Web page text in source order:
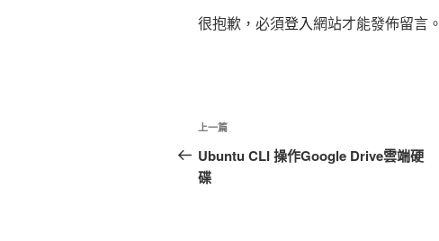
很抱歉，必須登入網站才能發佈留言。
文
章
導
上
一
篇
上一篇
Ubuntu CLI 操作Google Drive雲端硬
碟